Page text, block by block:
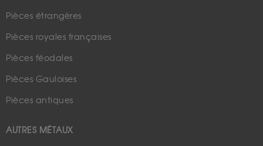
Pièces étrangères
Pièces royales françaises
Pièces féodales
Pièces Gauloises
Pièces antiques
AUTRES MÉTAUX